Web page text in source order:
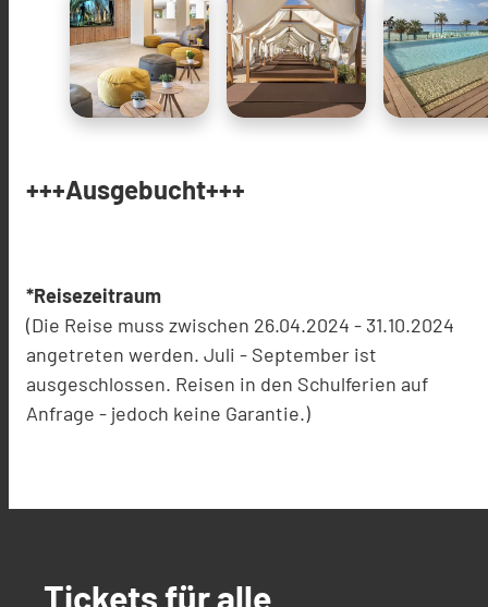
+++Ausgebucht+++
*Reisezeitraum
(Die Reise muss zwischen 26.04.2024 - 31.10.2024
angetreten werden. Juli - September ist
ausgeschlossen. Reisen in den Schulferien auf
Anfrage - jedoch keine Garantie.)
Tickets für alle